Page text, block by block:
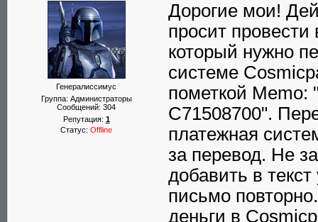
Генералиссимус
Группа: Администраторы
Сообщений: 304
Репутация: 1
Статус: Offline
Дорогие мои!
просит
который нужно
системе
пометкой Memo:
C71508700".
платежная
за перевод. Не
добавить в
письмо
деньги в